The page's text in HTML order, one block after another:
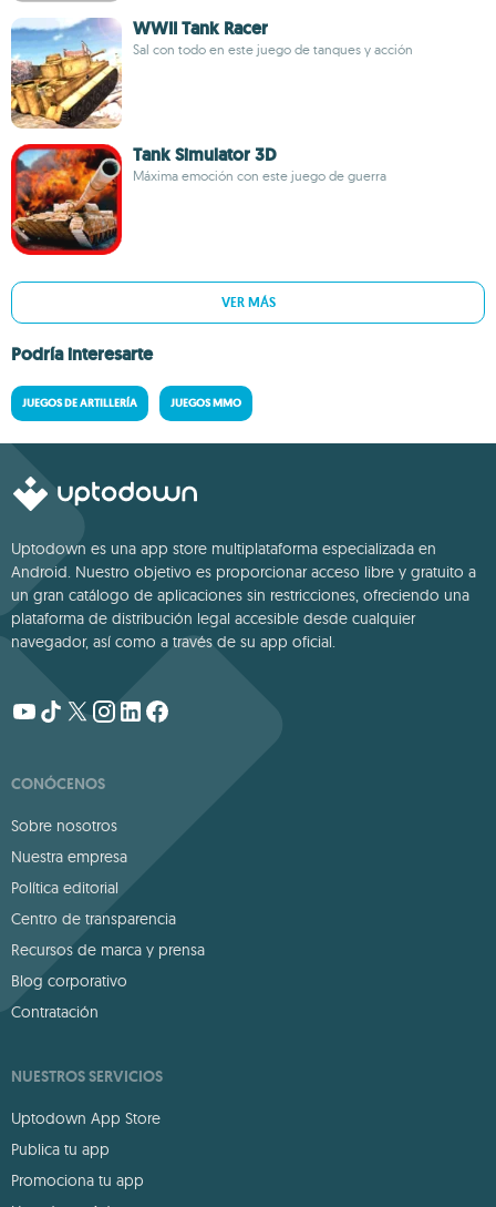
WWII Tank Racer
Sal con todo en este juego de tanques y acción
Tank Simulator 3D
Máxima emoción con este juego de guerra
VER MÁS
Podría interesarte
JUEGOS DE ARTILLERÍA JUEGOS MMO
Uptodown es una app store multiplataforma especializada en
Android. Nuestro objetivo es proporcionar acceso libre y gratuito a
un gran catálogo de aplicaciones sin restricciones, ofreciendo una
plataforma de distribución legal accesible desde cualquier
navegador, así como a través de su app oficial.
CONÓCENOS
Sobre nosotros
Nuestra empresa
Política editorial
Centro de transparencia
Recursos de marca y prensa
Blog corporativo
Contratación
NUESTROS SERVICIOS
Uptodown App Store
Publica tu app
Promociona tu app